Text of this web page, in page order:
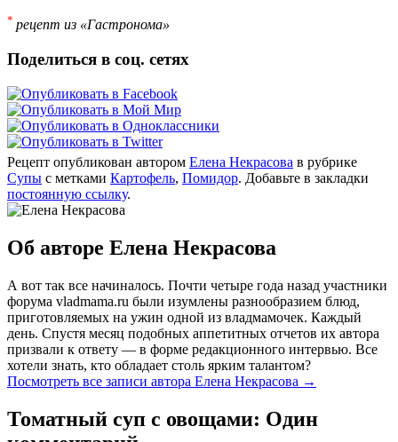
* рецепт из «Гастронома»
Поделиться в соц. сетях
Рецепт опубликован автором Елена Некрасова в рубрике
Супы с метками Картофель, Помидор. Добавьте в закладки
постоянную ссылку.
Об авторе Елена Некрасова
А вот так все начиналось. Почти четыре года назад участники
форума vladmama.ru были изумлены разнообразием блюд,
приготовляемых на ужин одной из владмамочек. Каждый
день. Спустя месяц подобных аппетитных отчетов их автора
призвали к ответу — в форме редакционного интервью. Все
хотели знать, кто обладает столь ярким талантом?
Посмотреть все записи автора Елена Некрасова →
Томатный суп с овощами: Один